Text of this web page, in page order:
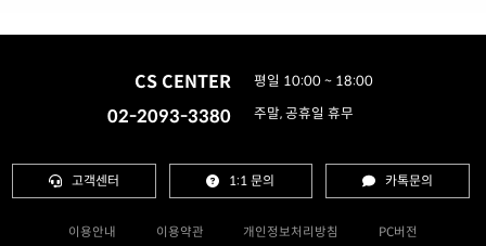
CS CENTER
02-2093-3380
평일 10:00 ~ 18:00
주말, 공휴일 휴무
고객센터 1:1 문의 카톡문의
이용안내 이용약관 개인정보처리방침 PC버전